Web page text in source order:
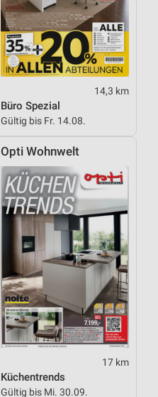
14,3 km
Büro Spezial
Gültig bis Fr. 14.08.
Opti Wohnwelt
17 km
Küchentrends
Gültig bis Mi. 30.09.